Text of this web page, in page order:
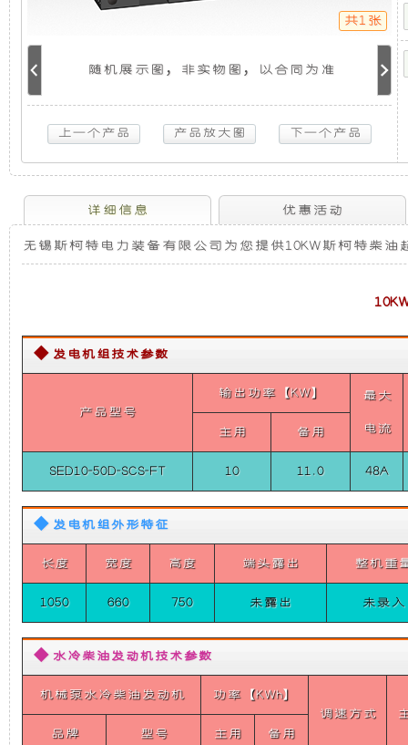
组
用
全
新
噪
音
能
于
放
式
发
机
在
其
基
础
单
相
50HZ）
10KW
斯
柯
特
柴
油
超
载
发
电
机
组
（分
体
式
单
相
50HZ）
10KW
斯
柯
特
柴
油
超
静
音
车
载
发
电
机
组
（分
体
式
单
共1张
随机展示图，非实物图，以合同为准
详细信息 优惠活动
无锡斯柯特电力装备有限公司为您提供10KW斯柯特柴
◆ 发电机组技术参数
产品型号
输出功率【KW】 最大
电流
主用 备用
SED10-50D-SCS-FT 10 11.0 48A
◆ 发电机组外形特征
长度 宽度 高度 端头露出 整机重
1050 660 750 未露出 未录入
◆ 水冷柴油发动机技术参数
机械泵水冷柴油发动机
功率【KWh】
调速方式
品牌
型号 主用 备用